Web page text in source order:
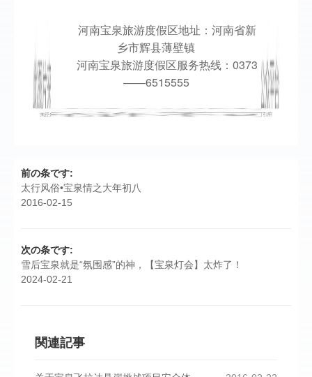
河南宝泉旅游度假区地址：河南省新
乡市辉县薄壁镇
河南宝泉旅游度假区服务热线：0373
——6515555
前の条です:
太行风俗•宝泉情之大年初八
2016-02-15
次の条です:
雪后宝泉就是“氛围感”的神，【宝泉灯会】太炸了！
2024-02-21
関連記事